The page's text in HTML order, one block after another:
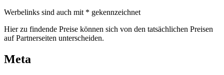
Werbelinks sind auch mit * gekennzeichnet
Hier zu findende Preise können sich von den tatsächlichen Preisen
auf Partnerseiten unterscheiden.
Meta